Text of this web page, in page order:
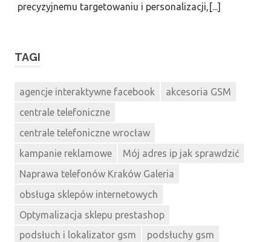
precyzyjnemu targetowaniu i personalizacji,[...]
TAGI
agencje interaktywne facebook
akcesoria GSM
centrale telefoniczne
centrale telefoniczne wrocław
kampanie reklamowe
Mój adres ip jak sprawdzić
Naprawa telefonów Kraków Galeria
obsługa sklepów internetowych
Optymalizacja sklepu prestashop
podsłuch i lokalizator gsm
podsłuchy gsm